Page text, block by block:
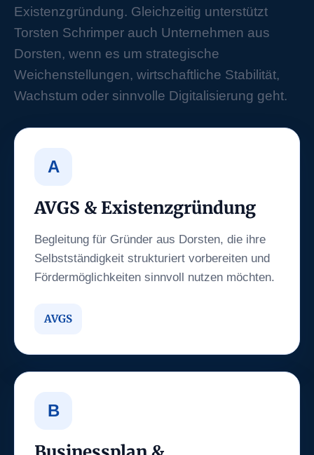
Existenzgründung. Gleichzeitig unterstützt
Torsten Schrimper auch Unternehmen aus
Dorsten, wenn es um strategische
Weichenstellungen, wirtschaftliche Stabilität,
Wachstum oder sinnvolle Digitalisierung geht.
A
AVGS & Existenzgründung
Begleitung für Gründer aus Dorsten, die ihre
Selbstständigkeit strukturiert vorbereiten und
Fördermöglichkeiten sinnvoll nutzen möchten.
AVGS
B